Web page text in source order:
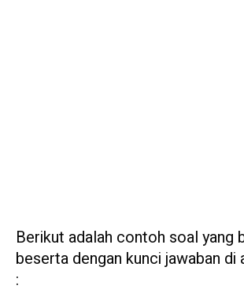
Berikut adalah contoh soal yang
beserta dengan kunci jawaban di
: